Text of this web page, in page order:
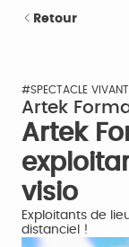
Retour
#SPECTACLE VIVANT
Artek
Artek
visio
Exploitants de
distanciel !